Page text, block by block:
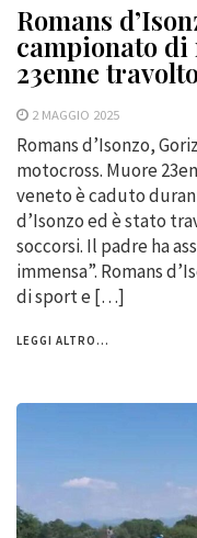
Romans
campionato di
23enne
2 MAGGIO 2025
Romans d’Isonzo,
motocross. Muore
veneto è caduto
d’Isonzo ed è stato
soccorsi. Il padre ha
immensa”. Romans
di sport e […]
LEGGI ALTRO...